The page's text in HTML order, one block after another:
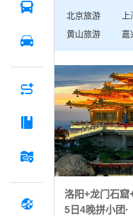
北京旅游 上
黄山旅游 嘉
洛阳+龙门石窟
5日4晚拼小团·